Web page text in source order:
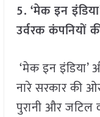
5. ‘मेक इन
उर्वरक कंपनियों
‘मेक इन इंडिया’
नारे सरकार की
पुरानी और जटिल